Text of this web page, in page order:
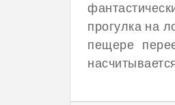
прогулка на
пещере